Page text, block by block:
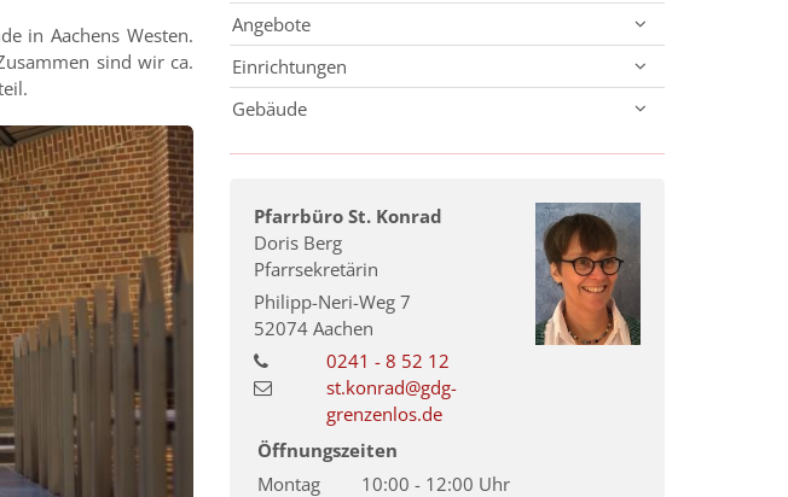
in Aachens Westen.
sind wir ca.
Angebote
Einrichtungen
Gebäude
Pfarrbüro St. Konrad
Doris Berg
Pfarrsekretärin
Philipp-Neri-Weg 7
52074 Aachen
0241 - 8 52 12
st.konrad@gdg-
grenzenlos.de
Öffnungszeiten
Montag
10:00 - 12:00 Uhr